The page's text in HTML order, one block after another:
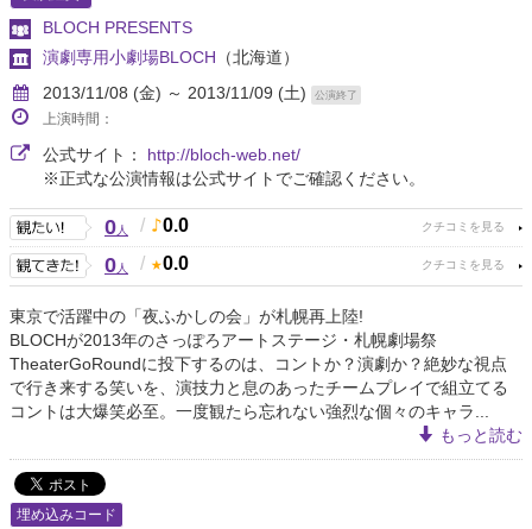
BLOCH PRESENTS
演劇専用小劇場BLOCH （北海道）
2013/11/08 (金) ～ 2013/11/09 (土)
公演終了
上演時間：
公式サイト： http://bloch-web.net/
※正式な公演情報は公式サイトでご確認ください。
0人 / 0.0
0人 / 0.0
東京で活躍中の「夜ふかしの会」が札幌再上陸!
BLOCHが2013年のさっぽろアートステージ・札幌劇場祭
TheaterGoRoundに投下するのは、コントか？演劇か？絶妙な視点
で行き来する笑いを、演技力と息のあったチームプレイで組立てる
コントは大爆笑必至。一度観たら忘れない強烈な個々のキャラ...
もっと読む
埋め込みコード